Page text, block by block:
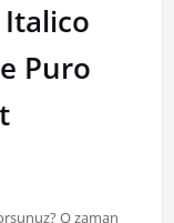
Puro
O zaman